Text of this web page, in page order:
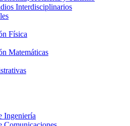
Interdisciplinarios
Física
Matemáticas
Ingeniería